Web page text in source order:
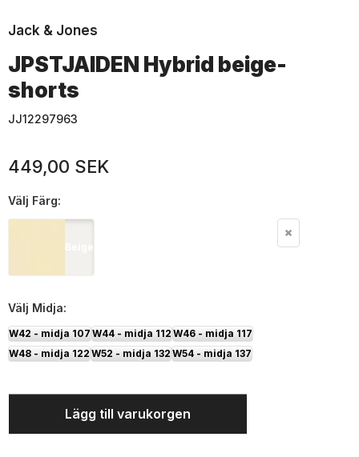
Jack & Jones
JPSTJAIDEN Hybrid beige-
shorts
JJ12297963
449,00 SEK
Välj Färg:
Beige
Välj Midja:
W42 - midja 107 W44 - midja 112 W46 - midja 117
W48 - midja 122 W52 - midja 132 W54 - midja 137
Lägg till varukorgen